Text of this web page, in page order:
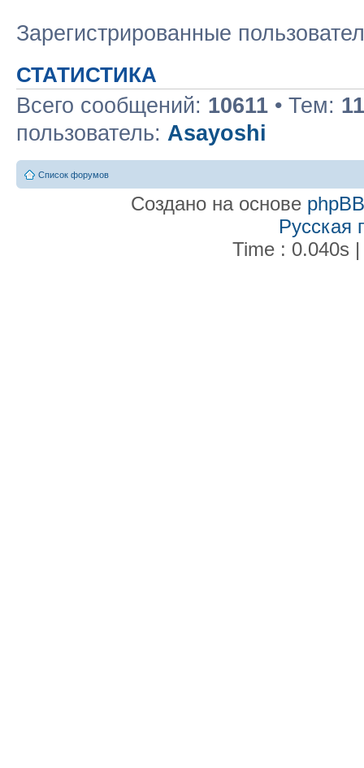
Зарегистрированные
СТАТИСТИКА
Всего сообщений: 10611 • Тем:
пользователь: Asayoshi
Список форумов
Создано на основе phpBB
Русская
Time : 0.040s